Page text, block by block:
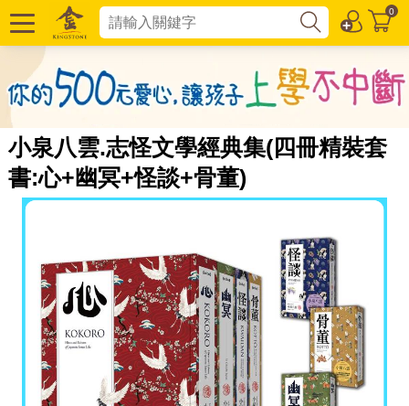
0
小泉八雲.志怪文學經典集(四冊精裝套
書:心+幽冥+怪談+骨董)